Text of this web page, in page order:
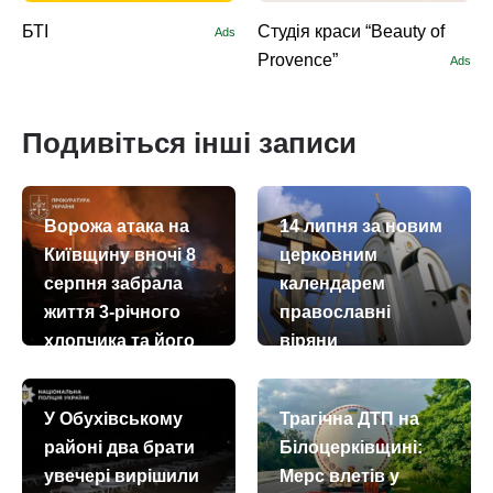
БТІ Ads
Студія краси “Beauty of
Provence”
Ads
Подивіться інші записи
Ворожа атака на
Київщину вночі 8
серпня забрала
життя 3-річного
хлопчика та його
today08.08.2026
14 липня за новим
церковним
календарем
православні
віряни
пам’ять
благовірного
князя Оскольда
today 14.07.2026 remove_red_eye55
У Обухівському
районі два брати
увечері вирішили
Трагічна ДТП на
Білоцерківщині:
Мерс влетів у